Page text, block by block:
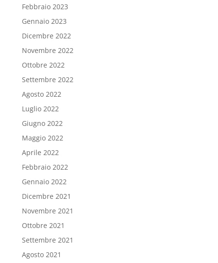
Febbraio 2023
Gennaio 2023
Dicembre 2022
Novembre 2022
Ottobre 2022
Settembre 2022
Agosto 2022
Luglio 2022
Giugno 2022
Maggio 2022
Aprile 2022
Febbraio 2022
Gennaio 2022
Dicembre 2021
Novembre 2021
Ottobre 2021
Settembre 2021
Agosto 2021